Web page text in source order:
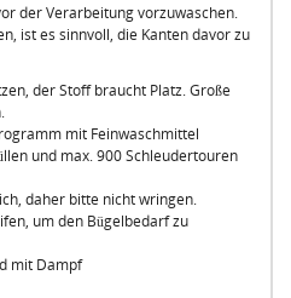
der Verarbeitung vorzuwaschen.
ist es sinnvoll, die Kanten davor zu
der Stoff braucht Platz. Große
mit Feinwaschmittel
und max. 900 Schleudertouren
daher bitte nicht wringen.
um den Bügelbedarf zu
mit Dampf